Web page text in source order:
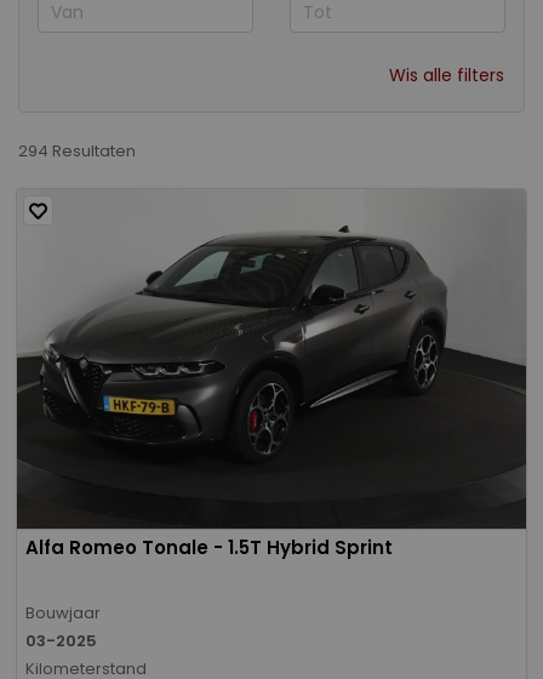
Wis alle filters
294 Resultaten
Alfa Romeo Tonale - 1.5T Hybrid Sprint
Bouwjaar
03-2025
Kilometerstand